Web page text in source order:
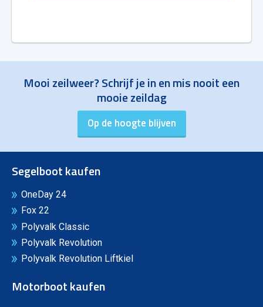
Mooi zeilweer? Schrijf je in en mis nooit een
mooie zeildag
Segelboot kaufen
OneDay 24
Fox 22
Polyvalk Classic
Polyvalk Revolution
Polyvalk Revolution Liftkiel
Motorboot kaufen